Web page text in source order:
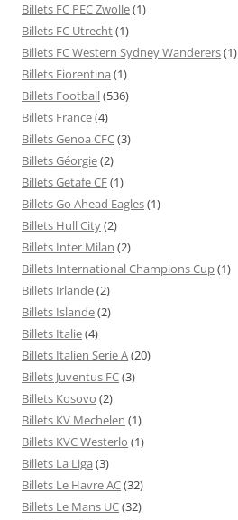
Billets FC PEC Zwolle(1)
Billets FC Utrecht(1)
Billets FC Western Sydney Wanderers(1)
Billets Fiorentina (1)
Billets Football(536)
Billets France(4)
Billets Genoa CFC(3)
Billets Géorgie(2)
Billets Getafe CF(1)
Billets Go Ahead Eagles(1)
Billets Hull City(2)
Billets Inter Milan (2)
Billets International Champions Cup(1)
Billets Irlande(2)
Billets Islande(2)
Billets Italie(4)
Billets Italien Serie A(20)
Billets Juventus FC(3)
Billets Kosovo (2)
Billets KV Mechelen (1)
Billets KVC Westerlo (1)
Billets La Liga (3)
Billets Le Havre AC(32)
Billets Le Mans UC(32)